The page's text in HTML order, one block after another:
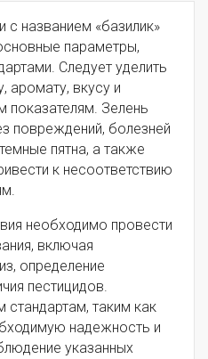
с названием «базилик»
параметры,
Следует уделить
аромату, вкусу и
показателям. Зелень
повреждений, болезней
пятна, а также
к несоответствию
необходимо провести
включая
определение
пестицидов.
таким как
надежность и
указанных